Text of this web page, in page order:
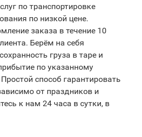
по транспортировке
по низкой цене.
заказа в течение 10
Берём на себя
груза в таре и
по указанному
способ гарантировать
от праздников и
к нам 24 часа в сутки, в